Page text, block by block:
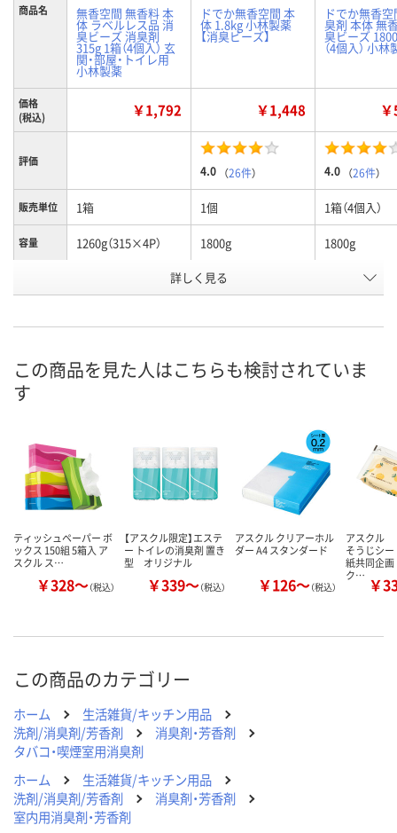
商品名 無香空間 無香料 本
体 ラベルレス品 消
臭ビーズ 消臭剤
315g 1箱（4個入） 玄
関・部屋・トイレ用
小林製薬
ドでか無香空間 本
体 1.8kg 小林製薬
【消臭ビーズ】
ドでか無香
臭剤 本体 無
臭ビーズ
（4個入） 小林
価格
(税込)
￥1,792 ￥1,448
評価
4.0 （26件） 4.0 （26件）
販売単位 1箱 1個 1箱（4個入）
容量 1260g（315×4P） 1800g 1800g
本体
号
XJ37732 9432132 J285721
在庫
2026年8月下
数量 数量 数量
詳しく見る
この商品を見た人はこちらも検討されていま
す
ティッシュペーパー ボ
ックス 150組 5箱入 ア
スクル ス…
￥328～（税込）
【アスクル限定】エステ
ー トイレの消臭剤 置き
型 オリジナル
￥339～（税込）
アスクル クリアーホル
ダー A4 スタンダード
￥126～（税込）
アスクル
そうじシ
紙共同企
ク… ￥
この商品のカテゴリー
ホーム
生活雑貨/キッチン用品
洗剤/消臭剤/芳香剤
消臭剤・芳香剤
タバコ・喫煙室用消臭剤
ホーム
生活雑貨/キッチン用品
洗剤/消臭剤/芳香剤
消臭剤・芳香剤
室内用消臭剤・芳香剤